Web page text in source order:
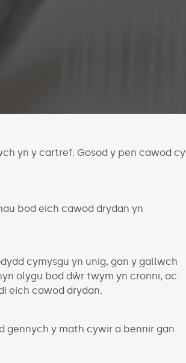
yn y cartref: Gosod y pen cawod
bod eich cawod drydan yn
cymysgu yn unig, gan y gallwch
olygu bod dŵr twym yn cronni, ac
eich cawod drydan.
gennych y math cywir a bennir gan